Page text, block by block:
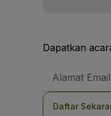
Dapatkan
Email
Daftar